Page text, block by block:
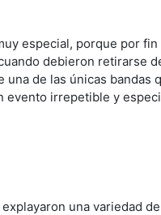
especial, porque por
debieron retirarse
una de las únicas
evento irrepetible y
una variedad